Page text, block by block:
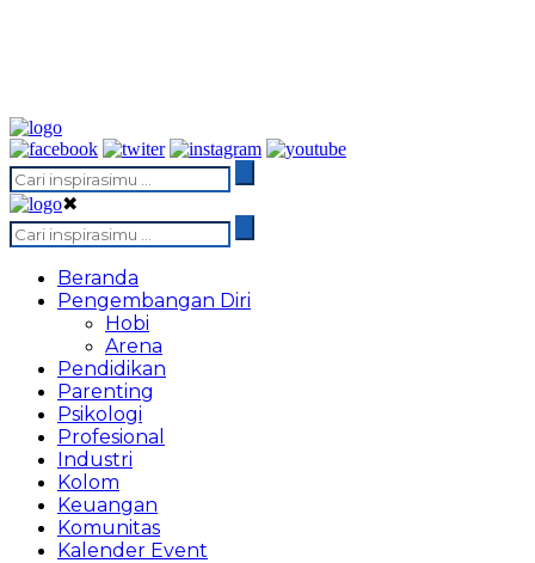
✖
Beranda
Pengembangan Diri
Hobi
Arena
Pendidikan
Parenting
Psikologi
Profesional
Industri
Kolom
Keuangan
Komunitas
Kalender Event